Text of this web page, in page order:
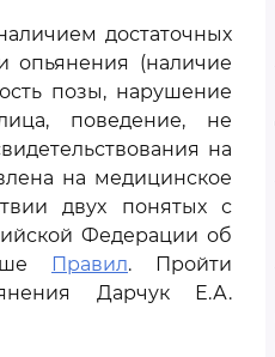
достаточных
опьянения (наличие
позы, нарушение
поведение, не
на
на медицинское
двух понятых с
Федерации об
Правил. Пройти
Дарчук Е.А.